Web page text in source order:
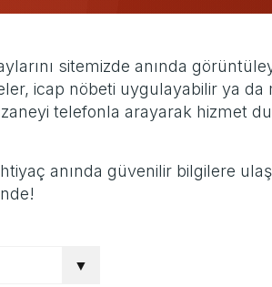
sitemizde anında
icap nöbeti uygulayabilir ya da
telefonla arayarak hizmet
anında güvenilir bilgilere